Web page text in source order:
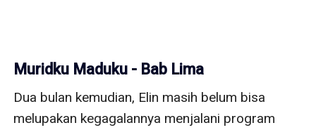
Muridku Maduku - Bab Lima
Dua bulan kemudian, Elin masih belum bisa
melupakan kegagalannya menjalani program